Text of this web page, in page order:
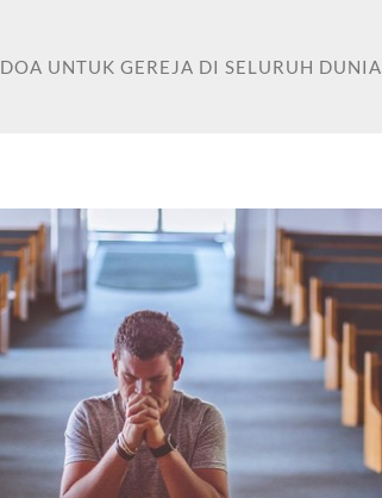
DOA UNTUK GEREJA DI SELURUH DUNIA